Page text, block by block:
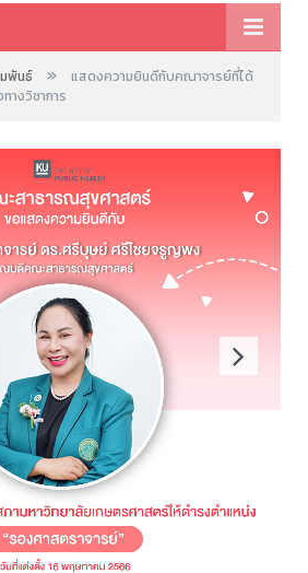
พันธ์ »
แสดงความยินดีกับคณาจารย์ที่ได้
างวิชาการ